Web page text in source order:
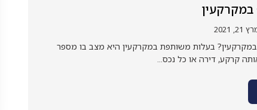
בעלות משותפת במקרקעין היא מצב בו מספר
קרקע, דירה או כל נכס...